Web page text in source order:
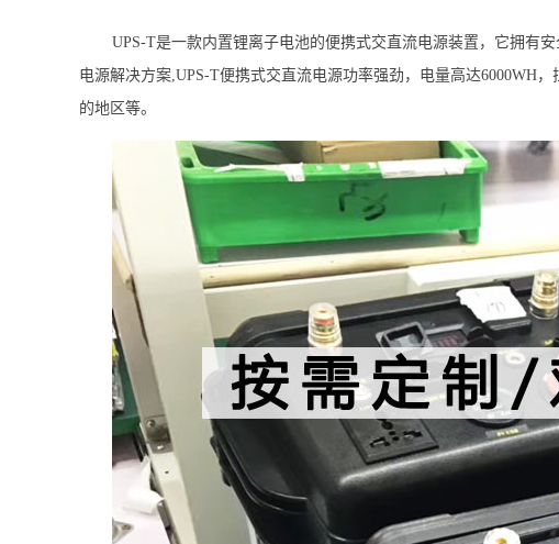
UPS-T是一款内置锂离子电池的便携式交直流电源装置，它拥有
电源解决方案,UPS-T便携式交直流电源功率强劲，电量高达6000WH
的地区等。